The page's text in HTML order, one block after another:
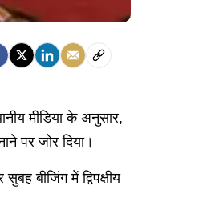
मीडिया के अनुसार,
पर जोर दिया।
बीजिंग में द्विपक्षीय